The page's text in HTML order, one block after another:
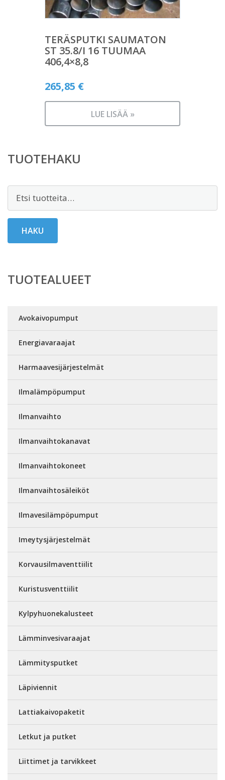
TERÄSPUTKI SAUMATON
ST 35.8/I 16 TUUMAA
406,4×8,8
265,85 €
LUE LISÄÄ »
TUOTEHAKU
Etsi:
HAKU
TUOTEALUEET
Avokaivopumput
Energiavaraajat
Harmaavesijärjestelmät
Ilmalämpöpumput
Ilmanvaihto
Ilmanvaihtokanavat
Ilmanvaihtokoneet
Ilmanvaihtosäleiköt
Ilmavesilämpöpumput
Imeytysjärjestelmät
Korvausilmaventtiilit
Kuristusventtiilit
Kylpyhuonekalusteet
Lämminvesivaraajat
Lämmitysputket
Läpiviennit
Lattiakaivopaketit
Letkut ja putket
Liittimet ja tarvikkeet